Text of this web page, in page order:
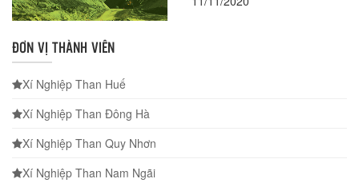
ĐƠN VỊ THÀNH VIÊN
Xí Nghiệp Than Huế
Xí Nghiệp Than Đông Hà
Xí Nghiệp Than Quy Nhơn
Xí Nghiệp Than Nam Ngãi